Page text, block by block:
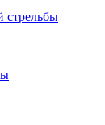
стрельбы